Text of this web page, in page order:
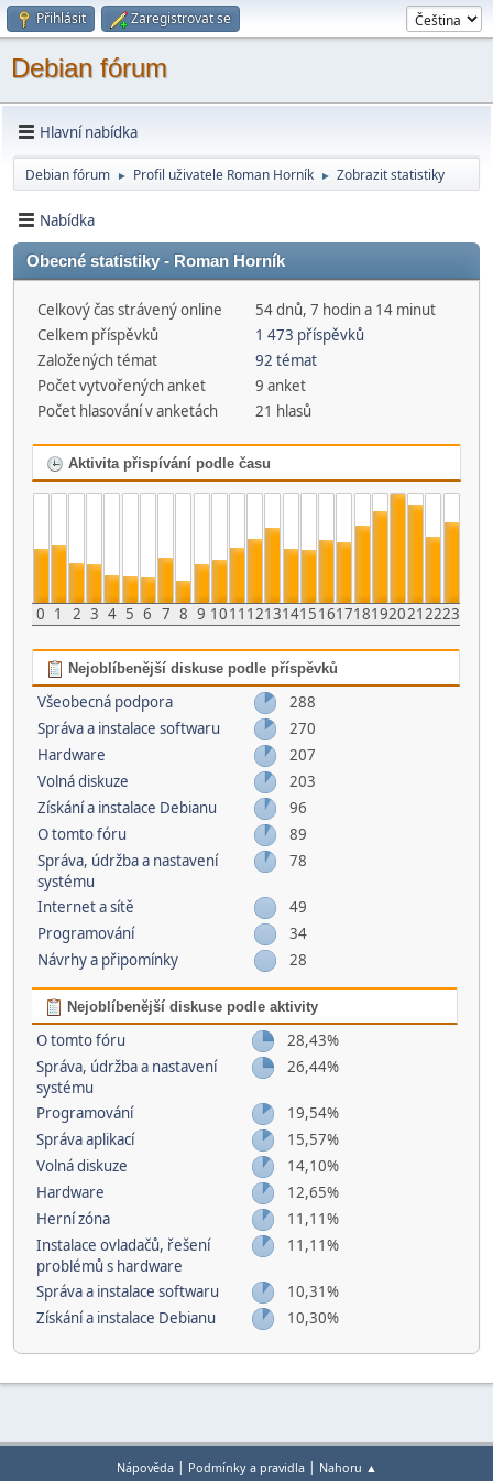
Přihlásit Zaregistrovat se
Debian fórum
Hlavní nabídka
Debian fórum ► Profil uživatele Roman Horník ► Zobrazit statistiky
Nabídka
Obecné statistiky - Roman Horník
Celkový čas strávený online
54 dnů, 7 hodin a 14 minut
Celkem příspěvků
1 473 příspěvků
Založených témat
92 témat
Počet vytvořených anket
9 anket
Počet hlasování v anketách
21 hlasů
Aktivita přispívání podle času
0 1 2 3 4 5 6 7 8 9 1011 121314151617181920212223
Nejoblíbenější diskuse podle příspěvků
Všeobecná podpora
288
Správa a instalace softwaru
270
Hardware
207
Volná diskuze
203
Získání a instalace Debianu
96
O tomto fóru
89
Správa, údržba a nastavení
systému
78
Internet a sítě
49
Programování
34
Návrhy a připomínky
28
Nejoblíbenější diskuse podle aktivity
O tomto fóru
28,43%
Správa, údržba a nastavení
systému
26,44%
Programování
19,54%
Správa aplikací
15,57%
Volná diskuze
14,10%
Hardware
12,65%
Herní­ zóna
11,11%
Instalace ovladačů, řešení
problémů s hardware
11,11%
Správa a instalace softwaru
10,31%
Získání a instalace Debianu
10,30%
Nápověda| Podmínky a pravidla| Nahoru ▲